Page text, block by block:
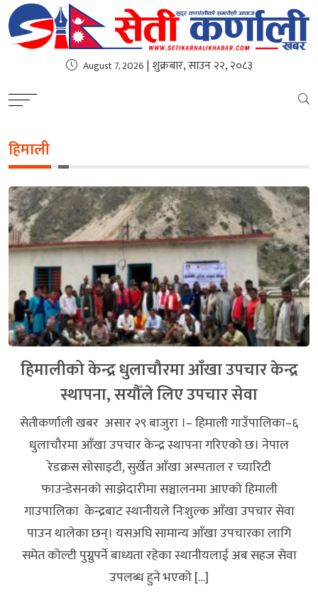
August 7, 2026 | शुक्रबार, साउन २२, २०८३
हिमाली
हिमालीको केन्द्र धुलाचौरमा आँखा उपचार केन्द्र
स्थापना, सयौँले लिए उपचार सेवा
सेतीकर्णाली खबर असार २९ बाजुरा ।– हिमाली गाउँपालिका–६
धुलाचौरमा आँखा उपचार केन्द्र स्थापना गरिएको छ। नेपाल
रेडक्रस सोसाइटी, सुर्खेत आँखा अस्पताल र च्यारिटी
फाउन्डेसनको साझेदारीमा सञ्चालनमा आएको हिमाली
गाउपालिका केन्द्रबाट स्थानीयले निःशुल्क आँखा उपचार सेवा
पाउन थालेका छन्। यसअघि सामान्य आँखा उपचारका लागि
समेत कोल्टी पुग्नुपर्ने बाध्यता रहेका स्थानीयलाई अब सहज सेवा
उपलब्ध हुने भएको […]